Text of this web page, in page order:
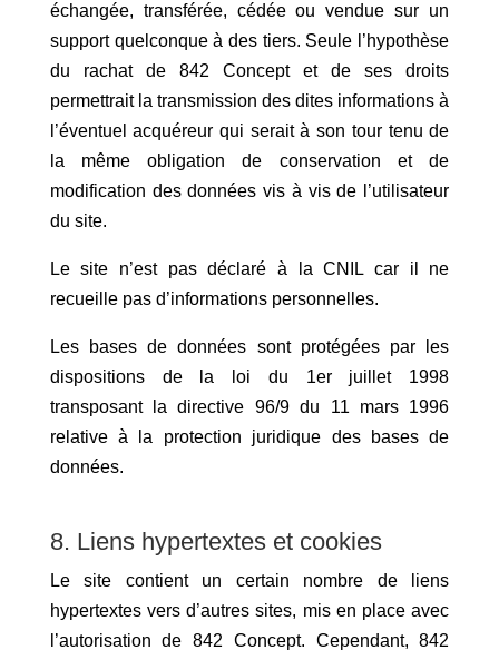
échangée, transférée, cédée ou vendue sur un
support quelconque à des tiers. Seule l’hypothèse
du rachat de 842 Concept et de ses droits
permettrait la transmission des dites informations à
l’éventuel acquéreur qui serait à son tour tenu de
la même obligation de conservation et de
modification des données vis à vis de l’utilisateur
du site.
Le site n’est pas déclaré à la CNIL car il ne
recueille pas d’informations personnelles.
Les bases de données sont protégées par les
dispositions de la loi du 1er juillet 1998
transposant la directive 96/9 du 11 mars 1996
relative à la protection juridique des bases de
données.
8. Liens hypertextes et cookies
Le site contient un certain nombre de liens
hypertextes vers d’autres sites, mis en place avec
l’autorisation de 842 Concept. Cependant, 842